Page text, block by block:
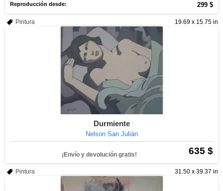
Reproducción desde:
299 $
19.69 x 15.75 in
Pintura
Durmiente
Nelson San Julián
635 $
¡Envío y devolución gratis!
31.50 x 39.37 in
Pintura